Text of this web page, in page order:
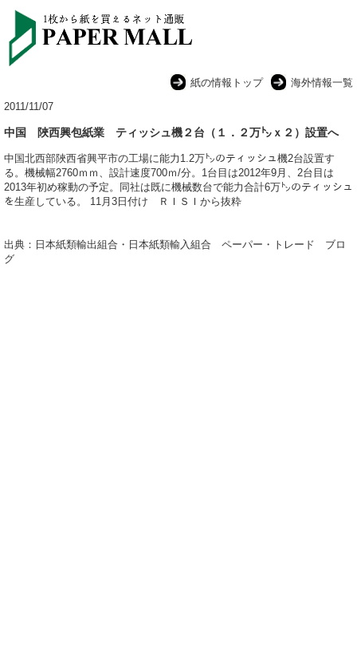
紙の情報トップ
海外情報一覧
2011/11/07
中国 陜西興包紙業 ティッシュ機２台（１．２万㌧ｘ２）設置へ
中国北西部陜西省興平市の工場に能力1.2万㌧のティッシュ機2台設置す
る。機械幅2760ｍｍ、設計速度700ｍ/分。1台目は2012年9月、2台目は
2013年初め稼動の予定。同社は既に機械数台で能力合計6万㌧のティッシュ
を生産している。 11月3日付け ＲＩＳＩから抜粋
出典：日本紙類輸出組合・日本紙類輸入組合 ペーパー・トレード ブロ
グ